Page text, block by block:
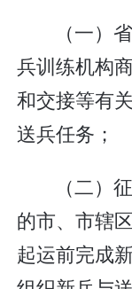
（一）
兵训练机构
和交接等有
送兵任务；
（二）
的市、市辖
起运前完成